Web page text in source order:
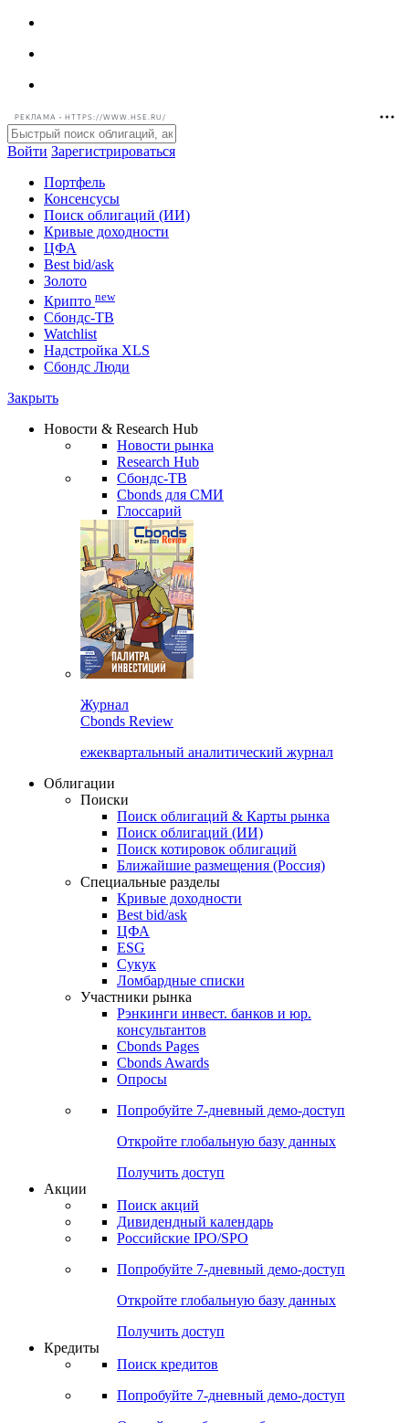
РЕКЛАМА • HTTPS://WWW.HSE.RU/
Войти Зарегистрироваться
Портфель
Консенсусы
Поиск облигаций (ИИ)
Кривые доходности
ЦФА
Best bid/ask
Золото
Крипто new
Watchlist
Сбондс Люди
Новости & Research Hub
Новости рынка
Research Hub
Сбондс-ТВ
Cbonds для СМИ
Глоссарий
Cbonds Review
ежеквартальный аналитический журнал
Облигации
Поиски
Поиск облигаций & Карты рынка
Поиск облигаций (ИИ)
Поиск котировок облигаций
Ближайшие размещения (Россия)
Специальные разделы
Кривые доходности
Best bid/ask
ЦФА
ESG
Сукук
Ломбардные списки
Участники рынка
Рэнкинги инвест. банков и юр.
Cbonds Pages
Опросы
Попробуйте7-дневный
Откройте глобальную базу данных
Получить доступ
Поиск акций
Российские IPO/SPO
Попробуйте7-дневный
Откройте глобальную базу данных
Получить доступ